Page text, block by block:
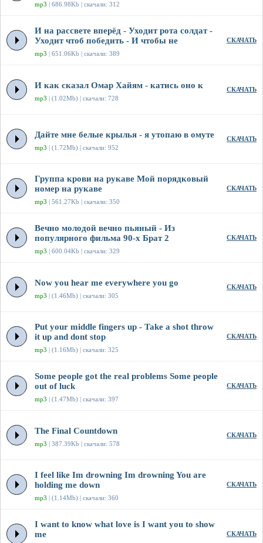
mp3 | 686.98Kb | скачали: 312
И на рассвете вперёд - Уходит рота солдат -
Уходит чтоб победить - И чтобы не
mp3 | 651.06Kb | скачали: 389
СКАЧАТЬ
И как сказал Омар Хайям - катись оно к
mp3 | (1.02Mb) | скачали: 728
СКАЧАТЬ
Дайте мне белые крылья - я утопаю в омуте
mp3 | (1.72Mb) | скачали: 952
СКАЧАТЬ
Группа крови на рукаве Мой порядковый
номер на рукаве
mp3 | 561.27Kb | скачали: 350
СКАЧАТЬ
Вечно молодой вечно пьяный - Из
популярного фильма 90-х Брат 2
mp3 | 600.04Kb | скачали: 329
СКАЧАТЬ
Now you hear me everywhere you go
mp3 | (1.46Mb) | скачали: 305
СКАЧАТЬ
Put your middle fingers up - Take a shot throw
it up and dont stop
mp3 | (1.16Mb) | скачали: 325
СКАЧАТЬ
Some people got the real problems Some people
out of luck
mp3 | (1.47Mb) | скачали: 397
СКАЧАТЬ
The Final Countdown
mp3 | 387.39Kb | скачали: 578
СКАЧАТЬ
I feel like Im drowning Im drowning You are
holding me down
mp3 | (1.14Mb) | скачали: 360
СКАЧАТЬ
I want to know what love is I want you to show
me
СКАЧАТЬ